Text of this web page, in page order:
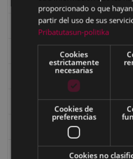
Ermitas
Fondo Bolumburu
Guerra
Iglesia de Azitain
proporcionado o que
partir del uso de sus
Pribatutasun-politika
Cookies
estrictamente
necesarias
Cookies de
preferencias
Cookies no